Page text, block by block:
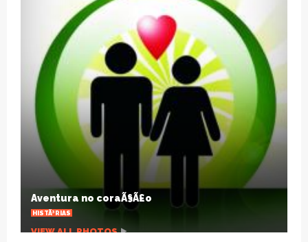
A pandemia que desnuda um planeta
agonizante
ARTIGOS
VIEW ALL PHOTOS